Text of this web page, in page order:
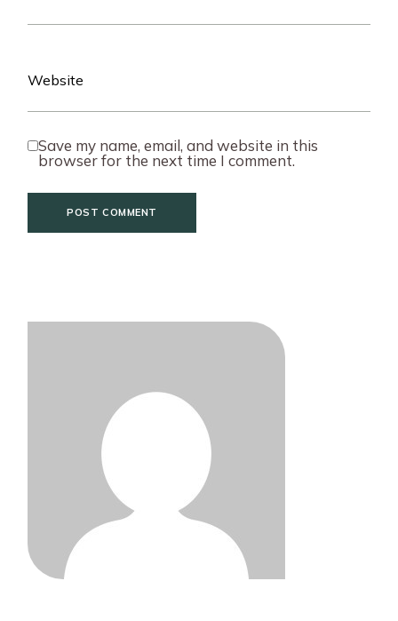
Save my name, email, and website in this
browser for the next time I comment.
POST COMMENT